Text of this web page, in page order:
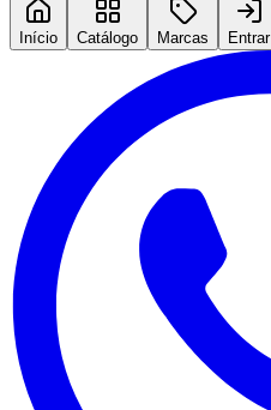
Início Catálogo Marcas Entrar